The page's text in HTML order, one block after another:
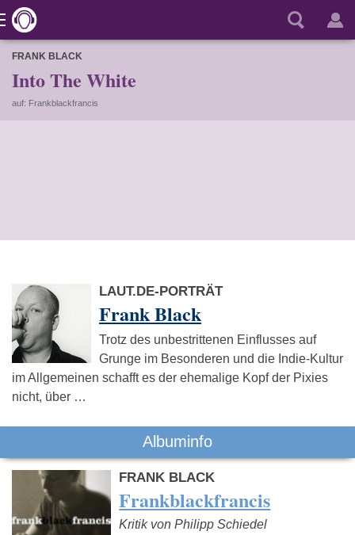
FRANK BLACK
Into The White
auf: Frankblackfrancis
LAUT.DE-PORTRÄT
Frank Black
Trotz des unbestrittenen Einflusses auf
Grunge im Besonderen und die Indie-Kultur
im Allgemeinen schafft es der ehemalige Kopf der Pixies
nicht, über …
Albuminfo
FRANK BLACK
Frankblackfrancis
Kritik von Philipp Schiedel